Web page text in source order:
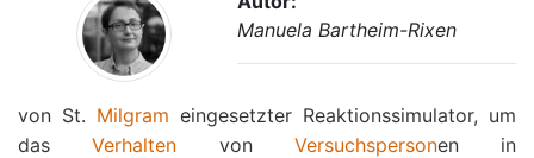
Manuela Bartheim-Rixen
von St. Milgram eingesetzter Reaktionssimulator, um
dasVerhalten von Versuchspersonen in